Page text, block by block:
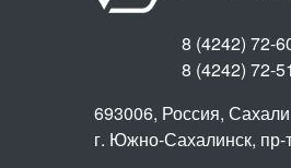
8 (4242) 72-
8 (4242) 72-
693006, Россия,
г. Южно-Сахалинск,